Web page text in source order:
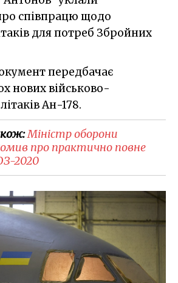
співпрацю щодо
для потреб Збройних
передбачає
нових військово-
Ан-178.
Міністр оборони
про практично повне
2020